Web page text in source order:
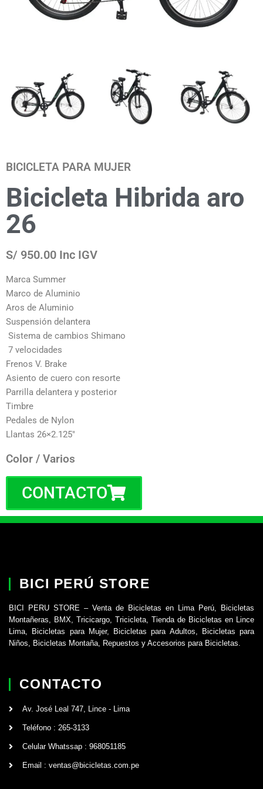
BICICLETA PARA MUJER
Bicicleta Hibrida aro
26
S/ 950.00 Inc IGV
Marca Summer
Marco de Aluminio
Aros de Aluminio
Suspensión delantera
Sistema de cambios Shimano
7 velocidades
Frenos V. Brake
Asiento de cuero con resorte
Parrilla delantera y posterior
Timbre
Pedales de Nylon
Llantas 26×2.125″
Color / Varios
CONTACTO
BICI PERÚ STORE
BICI PERU STORE – Venta de Bicicletas en Lima Perú, Bicicletas
Montañeras, BMX, Tricicargo, Tricicleta, Tienda de Bicicletas en Lince
Lima, Bicicletas para Mujer, Bicicletas para Adultos, Bicicletas para
Niños, Bicicletas Montaña, Repuestos y Accesorios para Bicicletas.
CONTACTO
Av. José Leal 747, Lince - Lima
Teléfono : 265-3133
Celular Whatssap : 968051185
Email : ventas@bicicletas.com.pe